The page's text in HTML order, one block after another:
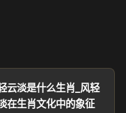
云淡是什么生肖_风轻
在生肖文化中的象征